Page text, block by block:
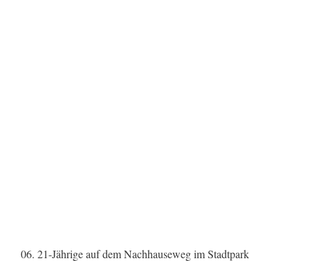
06. 21-Jährige auf dem Nachhauseweg im Stadtpark